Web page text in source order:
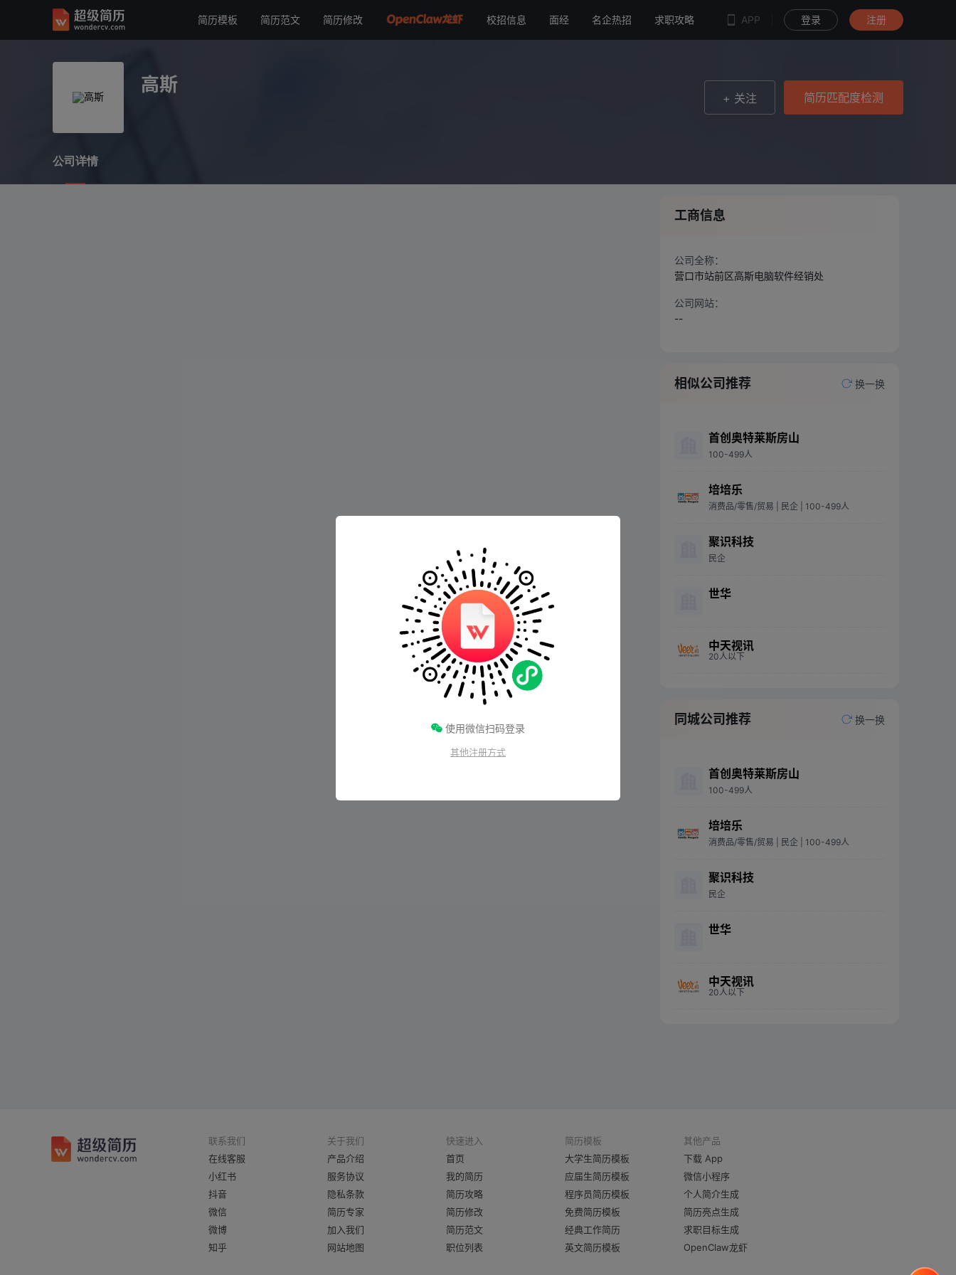
简历模板 简历范文 简历修改 校招信息 面经 名企热招 求职攻略 APP 登录 注册
高斯
高斯
+ 关注 简历匹配度检测
公司详情
工商信息
公司全称：
营口市站前区高斯电脑软件经销处
公司网站：
--
相似公司推荐 换一换
首创奥特莱斯房山
100-499人
培培乐
消费品/零售/贸易 | 民企 | 100-499人
聚识科技
民企
世华
中天视讯
20人以下
同城公司推荐 换一换
首创奥特莱斯房山
100-499人
培培乐
消费品/零售/贸易 | 民企 | 100-499人
聚识科技
民企
世华
中天视讯
20人以下
使用微信扫码登录
其他注册方式
联系我们
在线客服
小红书
抖音
微信
微博
知乎
关于我们
产品介绍
服务协议
隐私条款
简历专家
加入我们
网站地图
快速进入
首页
我的简历
简历攻略
简历修改
简历范文
职位列表
简历模板
大学生简历模板
应届生简历模板
程序员简历模板
免费简历模板
经典工作简历
英文简历模板
其他产品
下载 App
微信小程序
个人简介生成
简历亮点生成
求职目标生成
OpenClaw龙虾